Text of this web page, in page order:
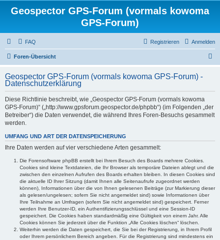
Geospector GPS-Forum (vormals kowoma
GPS-Forum)
FAQ Anmelden
Registrieren
Foren-Übersicht
h
Geospector GPS-Forum (vormals kowoma GPS-Forum) -
Datenschutzerklärung
Diese Richtlinie beschreibt, wie „Geospector GPS-Forum (vormals kowoma
GPS-Forum)“ („http://www.gpsforum.geospector.de/phpbb“) (im Folgenden „der
Betreiber“) die Daten verwendet, die während Ihres Foren-Besuchs gesammelt
werden.
UMFANG UND ART DER DATENSPEICHERUNG
Ihre Daten werden auf vier verschiedene Arten gesammelt:
Die Forensoftware phpBB erstellt bei Ihrem Besuch des Boards mehrere Cookies.
Cookies sind kleine Textdateien, die Ihr Browser als temporäre Dateien ablegt und die
zwischen den einzelnen Aufrufen des Boards erhalten bleiben. In diesen Cookies sind
die aktuelle ID Ihrer Sitzung (damit Ihnen alle Seitenaufrufe zugeordnet werden
können), Informationen über die von Ihnen gelesenen Beiträge (zur Markierung dieser
als gelesen/ungelesen; sofern Sie nicht angemeldet sind) sowie Informationen über
Ihre Teilnahme an Umfragen (sofern Sie nicht angemeldet sind) gespeichert. Ferner
werden Ihre Benutzer-ID, ein Authentifizierungsschlüssel und eine Session-ID
gespeichert. Die Cookies haben standardmäßig eine Gültigkeit von einem Jahr. Alle
Cookies können Sie jederzeit über die Funktion „Alle Cookies löschen“ löschen.
Weiterhin werden die Daten gespeichert, die Sie bei der Registrierung, in Ihrem Profil
oder Ihrem persönlichem Bereich angeben. Für die Registrierung sind mindestens ein